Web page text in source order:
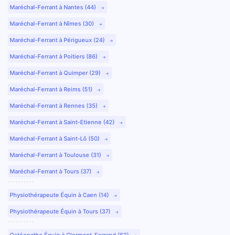
Maréchal-Ferrant à Nantes (44)
Maréchal-Ferrant à Nîmes (30)
Maréchal-Ferrant à Périgueux (24)
Maréchal-Ferrant à Poitiers (86)
Maréchal-Ferrant à Quimper (29)
Maréchal-Ferrant à Reims (51)
Maréchal-Ferrant à Rennes (35)
Maréchal-Ferrant à Saint-Etienne (42)
Maréchal-Ferrant à Saint-Lô (50)
Maréchal-Ferrant à Toulouse (31)
Maréchal-Ferrant à Tours (37)
Physiothérapeute Équin à Caen (14)
Physiothérapeute Équin à Tours (37)